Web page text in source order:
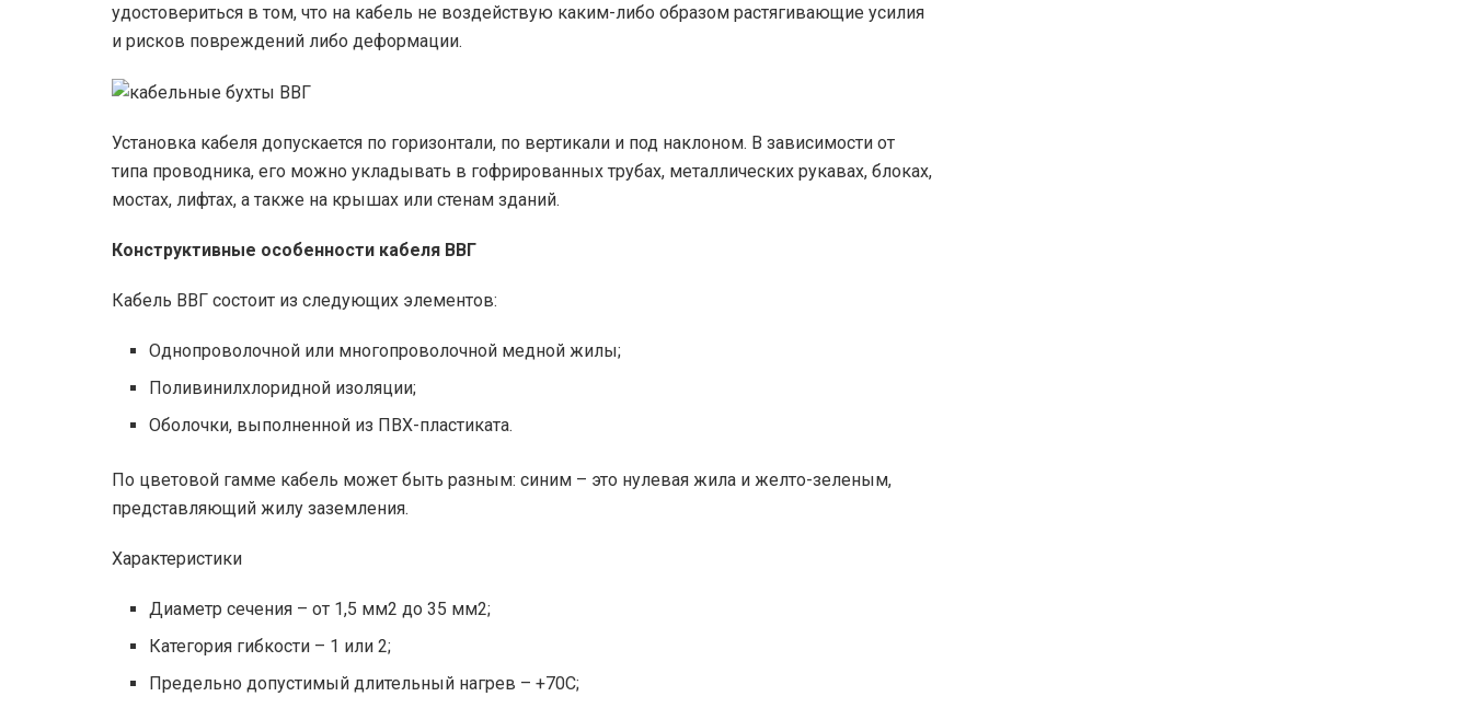
удостовериться в том, что на кабель не воздействую каким-либо образом растягивающие усилия
и рисков повреждений либо деформации.
Установка кабеля допускается по горизонтали, по вертикали и под наклоном. В зависимости от
типа проводника, его можно укладывать в гофрированных трубах, металлических рукавах, блоках,
мостах, лифтах, а также на крышах или стенам зданий.
Конструктивные особенности кабеля ВВГ
Кабель ВВГ состоит из следующих элементов:
Однопроволочной или многопроволочной медной жилы;
Поливинилхлоридной изоляции;
Оболочки, выполненной из ПВХ-пластиката.
По цветовой гамме кабель может быть разным: синим – это нулевая жила и желто-зеленым,
представляющий жилу заземления.
Характеристики
Диаметр сечения – от 1,5 мм2 до 35 мм2;
Категория гибкости – 1 или 2;
Предельно допустимый длительный нагрев – +70С;